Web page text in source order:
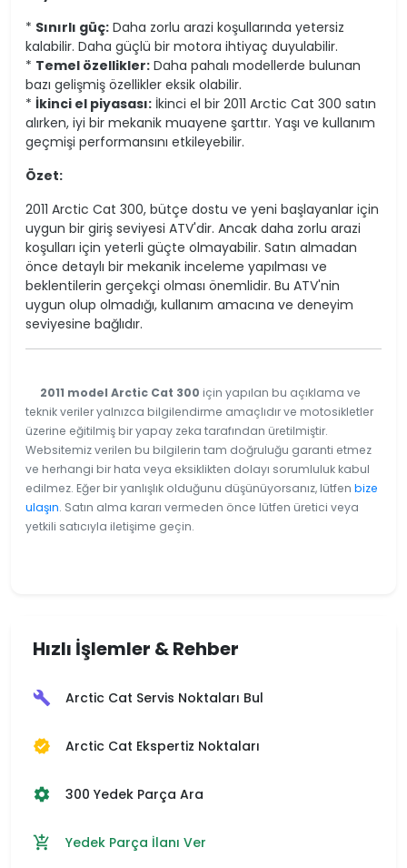
* Sınırlı güç: Daha zorlu arazi koşullarında yetersiz
kalabilir. Daha güçlü bir motora ihtiyaç duyulabilir.
* Temel özellikler: Daha pahalı modellerde bulunan
bazı gelişmiş özellikler eksik olabilir.
* İkinci el piyasası: İkinci el bir 2011 Arctic Cat 300 satın
alırken, iyi bir mekanik muayene şarttır. Yaşı ve kullanım
geçmişi performansını etkileyebilir.
Özet:
2011 Arctic Cat 300, bütçe dostu ve yeni başlayanlar için
uygun bir giriş seviyesi ATV'dir. Ancak daha zorlu arazi
koşulları için yeterli güçte olmayabilir. Satın almadan
önce detaylı bir mekanik inceleme yapılması ve
beklentilerin gerçekçi olması önemlidir. Bu ATV'nin
uygun olup olmadığı, kullanım amacına ve deneyim
seviyesine bağlıdır.
2011 model Arctic Cat 300 için yapılan bu açıklama ve
teknik veriler yalnızca bilgilendirme amaçlıdır ve motosikletler
üzerine eğitilmiş bir yapay zeka tarafından üretilmiştir.
Websitemiz verilen bu bilgilerin tam doğruluğu garanti etmez
ve herhangi bir hata veya eksiklikten dolayı sorumluluk kabul
edilmez. Eğer bir yanlışlık olduğunu düşünüyorsanız, lütfen bize
ulaşın. Satın alma kararı vermeden önce lütfen üretici veya
yetkili satıcıyla iletişime geçin.
Hızlı İşlemler & Rehber
build Arctic Cat Servis Noktaları Bul
verified Arctic Cat Ekspertiz Noktaları
settings 300 Yedek Parça Ara
add_shopping_cart Yedek Parça İlanı Ver